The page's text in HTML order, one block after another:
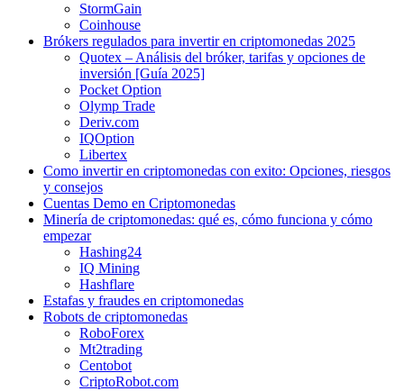
StormGain
Coinhouse
Brókers regulados para invertir en criptomonedas 2025
Quotex – Análisis del bróker, tarifas y opciones de
inversión [Guía 2025]
Pocket Option
Olymp Trade
Deriv.com
IQOption
Libertex
Como invertir en criptomonedas con exito: Opciones, riesgos
y consejos
Cuentas Demo en Criptomonedas
Minería de criptomonedas: qué es, cómo funciona y cómo
empezar
Hashing24
IQ Mining
Hashflare
Estafas y fraudes en criptomonedas
Robots de criptomonedas
RoboForex
Mt2trading
Centobot
CriptoRobot.com